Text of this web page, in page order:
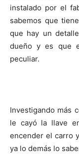
instalado por el
sabemos que
que hay un
dueño y es que
peculiar.
Investigando más
le cayó la llave
encender el carro
ya lo demás lo